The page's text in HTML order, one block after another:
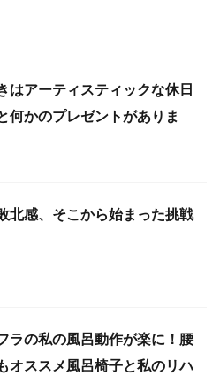
はアーティスティックな休日
何かのプレゼントがありま
北感、そこから始まった挑戦
ラの私の風呂動作が楽に！腰
オススメ風呂椅子と私のリハ